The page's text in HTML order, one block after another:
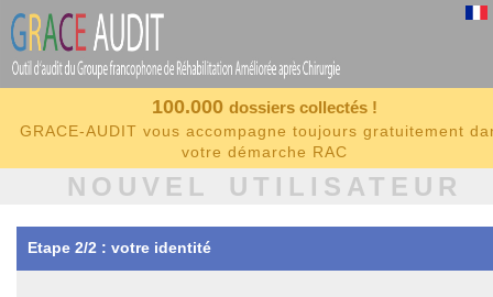
100.000 dossiers collectés !
GRACE-AUDIT vous accompagne toujours gratuitement
votre démarche RAC
NOUVEL UTILISATEUR
Etape 2/2 : votre identité